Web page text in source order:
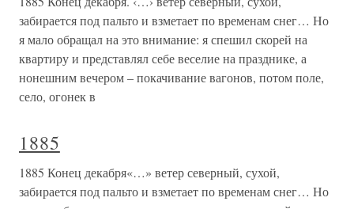
забирается под пальто и взметает по временам снег… Но
я мало обращал на это внимание: я спешил скорей на
квартиру и представлял себе веселие на празднике, а
нонешним вечером – покачивание вагонов, потом поле,
село, огонек в
1885
1885 Конец декабря«…» ветер северный, сухой,
забирается под пальто и взметает по временам снег… Но